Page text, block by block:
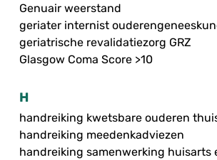
Genuair weerstand
geriater internist
geriatrische revalidatiezorg GRZ
Glasgow Coma Score >10
H
handreiking kwetsbare ouderen
handreiking meedenkadviezen
handreiking samenwerking huisarts